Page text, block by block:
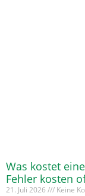
Was kostet
Fehler kosten
21. Juli 2026 Keine